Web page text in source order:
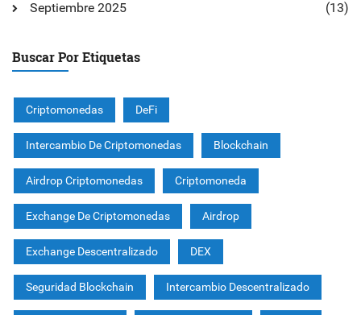
Septiembre 2025 (13)
Buscar Por Etiquetas
Criptomonedas DeFi
Intercambio De Criptomonedas Blockchain
Airdrop Criptomonedas Criptomoneda
Exchange De Criptomonedas Airdrop
Exchange Descentralizado DEX
Seguridad Blockchain Intercambio Descentralizado